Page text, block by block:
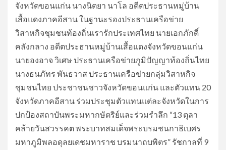
จังหวัดขอนแก่น นางนิตยา นาโล อดีตประธานหมู่บ้าน
เสื้อแดงภาคอีสาน ในฐานะรองประธานเครือข่าย
วิสาหกิจชุมชนท้องถิ่นเรารักประเทศไทย นายเอกภักดิ์
คลังกลาง อดีตประธานหมู่บ้านเสื้อแดงจังหวัดขอนแก่น
นายองอาจ วิเศษ ประธานเครือข่ายภูมิปัญญาท้องถิ่นไทย
นางธนภัทร พันธวาส ประธานเครือข่ายกลุ่มวิสาหกิจ
ชุมชนไทย ประชาชนชาวจังหวัดขอนแก่น และตัวแทน 20
จังหวัดภาคอีสาน ร่วมประชุมตัวแทนแต่ละจังหวัดในการ
ปกป้องสถาบันพระมหากษัตริย์และร่วมรำลึก “13 ตุลา
คล้ายวันสวรรคต พระบาทสมเด็จพระบรมชนกาธิเบศร
มหาภูมิพลอดุลยเดชมหาราช บรมนาถบพิตร” รัชกาลที่ 9